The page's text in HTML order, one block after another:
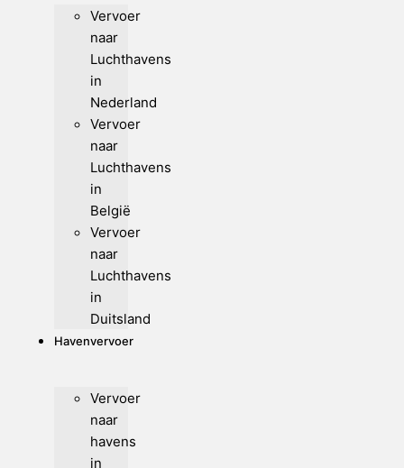
Vervoer
naar
Luchthavens
in
Nederland
Vervoer
naar
Luchthavens
in
België
Vervoer
naar
Luchthavens
in
Duitsland
Havenvervoer
Vervoer
naar
havens
in